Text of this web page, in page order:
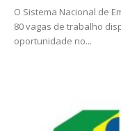
O Sistema Nacional de
80 vagas de trabalho
oportunidade no...